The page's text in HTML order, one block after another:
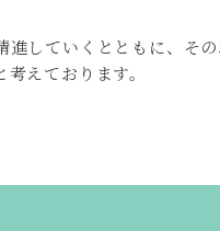
していくとともに、そ
えております。